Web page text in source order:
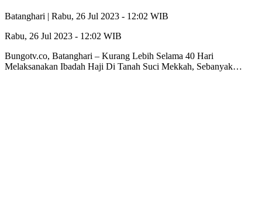
Batanghari | Rabu, 26 Jul 2023 - 12:02 WIB
Rabu, 26 Jul 2023 - 12:02 WIB
Bungotv.co, Batanghari – Kurang Lebih Selama 40 Hari
Melaksanakan Ibadah Haji Di Tanah Suci Mekkah, Sebanyak…